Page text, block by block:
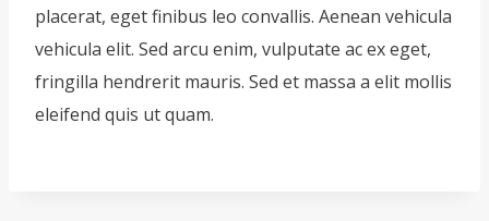
placerat, eget finibus leo convallis. Aenean vehicula
vehicula elit. Sed arcu enim, vulputate ac ex eget,
fringilla hendrerit mauris. Sed et massa a elit mollis
eleifend quis ut quam.